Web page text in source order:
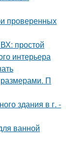
проверенных
простой
интерьера
П
здания в г. -
ванной